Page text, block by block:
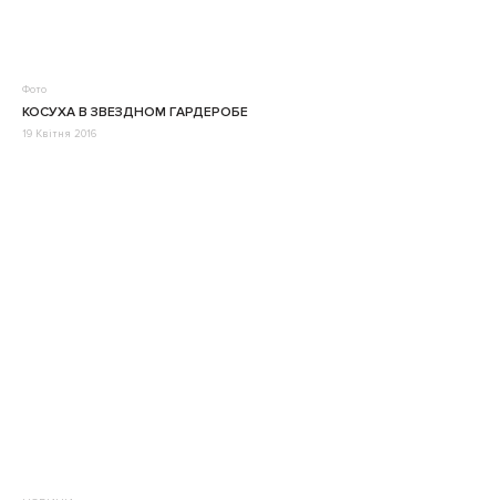
Фото
КОСУХА В ЗВЕЗДНОМ ГАРДЕРОБЕ
19 Квітня 2016